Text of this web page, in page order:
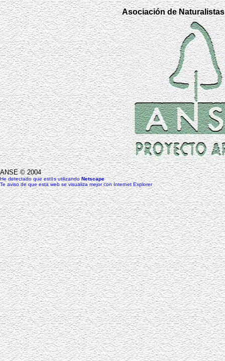
Asociación de
ANSE © 2004
He detectado que est‡s utilizandoNetscape
Te aviso de que esta web se visualiza mejor con Internet Explorer